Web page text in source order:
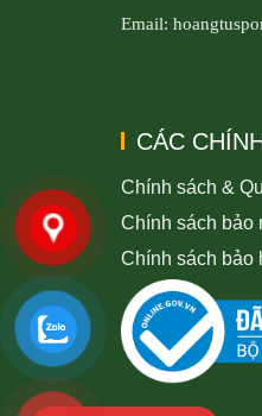
Email:
CÁC
Chính sách &
Chính sách bảo
Chính sách bảo